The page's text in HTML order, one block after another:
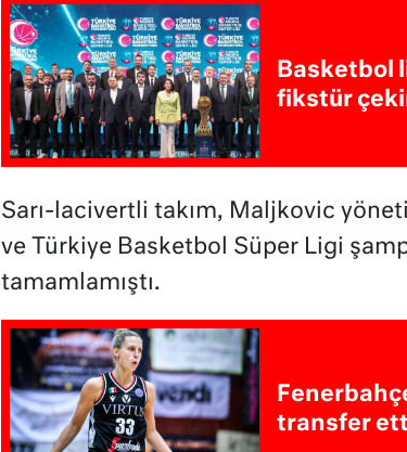
Basketbol
fikstür
Sarı-lacivertli takım, Maljkovic
ve Türkiye Basketbol Süper Ligi
tamamlamıştı.
transfer